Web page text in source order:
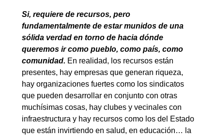
Si, requiere de recursos, pero
fundamentalmente de estar munidos de una
sólida verdad en torno de hacia dónde
queremos ir como pueblo, como país, como
comunidad. En realidad, los recursos están
presentes, hay empresas que generan riqueza,
hay organizaciones fuertes como los sindicatos
que pueden desarrollar en conjunto con otras
muchísimas cosas, hay clubes y vecinales con
infraestructura y hay recursos como los del Estado
que están invirtiendo en salud, en educación… la